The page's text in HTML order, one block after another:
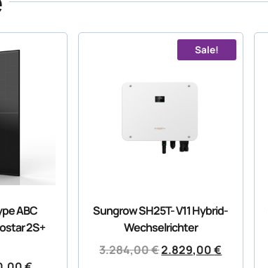
ABC
2S+
Sale!
Sungrow SH25T- V11 Hybrid-
Wechselrichter
3.284,00€2.829,00€